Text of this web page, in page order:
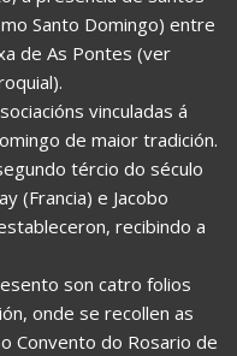
Santo Domingo) entre
de As Pontes (ver
vinculadas á
de maior tradición.
tércio do século
(Francia) e Jacobo
recibindo a
son catro folios
onde se recollen as
Convento do Rosario de